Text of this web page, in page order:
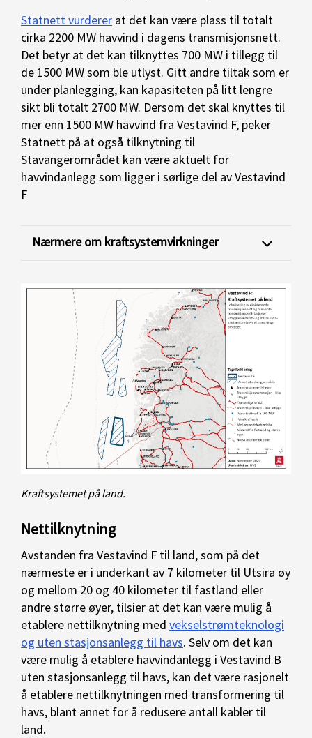
Statnett vurderer at det kan være plass til totalt
cirka 2200 MW havvind i dagens transmisjonsnett.
Det betyr at det kan tilknyttes 700 MW i tillegg til
de 1500 MW som ble utlyst. Gitt andre tiltak som er
under planlegging, kan kapasiteten på litt lengre
sikt bli totalt 2700 MW. Dersom det skal knyttes til
mer enn 1500 MW havvind fra Vestavind F, peker
Statnett på at også tilknytning til
Stavangerområdet kan være aktuelt for
havvindanlegg som ligger i sørlige del av Vestavind
F
Nærmere om kraftsystemvirkninger
Kraftsystemet på land.
Nettilknytning
Avstanden fra Vestavind F til land, som på det
nærmeste er i underkant av 7 kilometer til Utsira øy
og mellom 20 og 40 kilometer til fastland eller
andre større øyer, tilsier at det kan være mulig å
etablere nettilknytning med vekselstrømteknologi
og uten stasjonsanlegg til havs. Selv om det kan
være mulig å etablere havvindanlegg i Vestavind B
uten stasjonsanlegg til havs, kan det være rasjonelt
å etablere nettilknytningen med transformering til
havs, blant annet for å redusere antall kabler til
land.